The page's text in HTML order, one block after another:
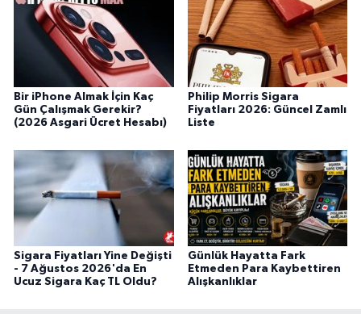
Bir iPhone Almak İçin Kaç
Gün Çalışmak Gerekir?
(2026 Asgari Ücret Hesabı)
Philip Morris Sigara
Fiyatları 2026: Güncel Zamlı
Liste
Sigara Fiyatları Yine Değişti
- 7 Ağustos 2026'da En
Ucuz Sigara Kaç TL Oldu?
Günlük Hayatta Fark
Etmeden Para Kaybettiren
Alışkanlıklar